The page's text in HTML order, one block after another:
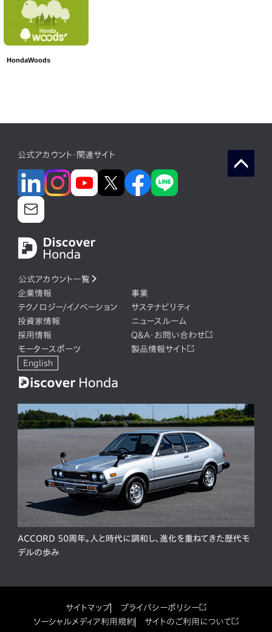
HondaWoods
公式アカウント・関連サイト
公式アカウント一覧
企業情報
事業
テクノロジー/イノベーション
サステナビリティ
投資家情報
ニュースルーム
採用情報
Q&A・お問い合わせ
モータースポーツ
製品情報サイト
English
ACCORD 50周年。人と時代に調和し、進化を重ねてきた歴代モ
デルの歩み
サイトマップ
プライバシーポリシー
ソーシャルメディア利用規約
サイトのご利用について